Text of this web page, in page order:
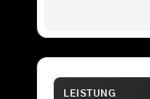
LEISTUNG